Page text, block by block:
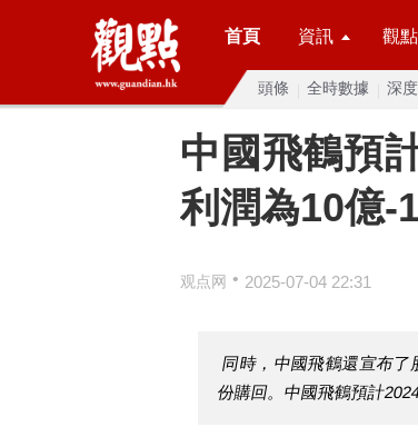
首頁 資訊 觀
頭條 全時數據 深度
中國飛鶴預
利潤為10億-
观点网 • 2025-07-04 22:31
同時，中國飛鶴還宣布了
份購回。中國飛鶴預計